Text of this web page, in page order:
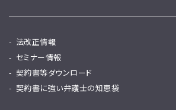
法改正情報
セミナー情報
契約書等ダウンロード
契約書に強い弁護士の知恵袋